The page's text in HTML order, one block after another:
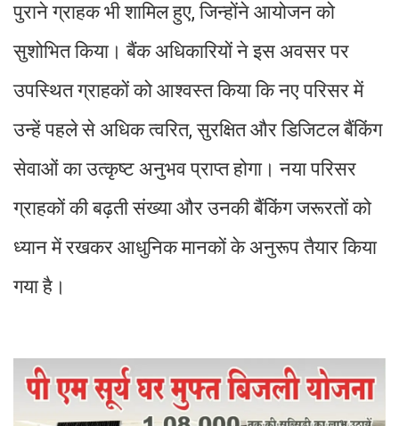
पुराने ग्राहक भी शामिल हुए, जिन्होंने आयोजन को
सुशोभित किया। बैंक अधिकारियों ने इस अवसर पर
उपस्थित ग्राहकों को आश्वस्त किया कि नए परिसर में
उन्हें पहले से अधिक त्वरित, सुरक्षित और डिजिटल बैंकिंग
सेवाओं का उत्कृष्ट अनुभव प्राप्त होगा। नया परिसर
ग्राहकों की बढ़ती संख्या और उनकी बैंकिंग जरूरतों को
ध्यान में रखकर आधुनिक मानकों के अनुरूप तैयार किया
गया है।